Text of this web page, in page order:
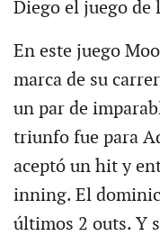
Diego el juego de
En este juego
marca de su
un par de
triunfo fue para
aceptó un hit y
inning. El
últimos 2 outs. Y